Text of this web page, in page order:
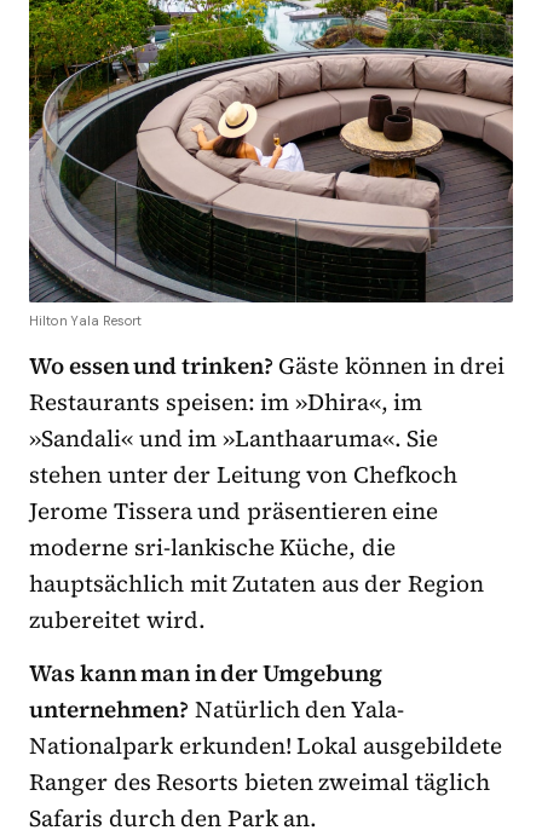
Hilton Yala Resort
Wo essen und trinken? Gäste können in drei
Restaurants speisen: im »Dhira«, im
»Sandali« und im »Lanthaaruma«. Sie
stehen unter der Leitung von Chefkoch
Jerome Tissera und präsentieren eine
moderne sri-lankische Küche, die
hauptsächlich mit Zutaten aus der Region
zubereitet wird.
Was kann man in der Umgebung
unternehmen? Natürlich den Yala-
Nationalpark erkunden! Lokal ausgebildete
Ranger des Resorts bieten zweimal täglich
Safaris durch den Park an.